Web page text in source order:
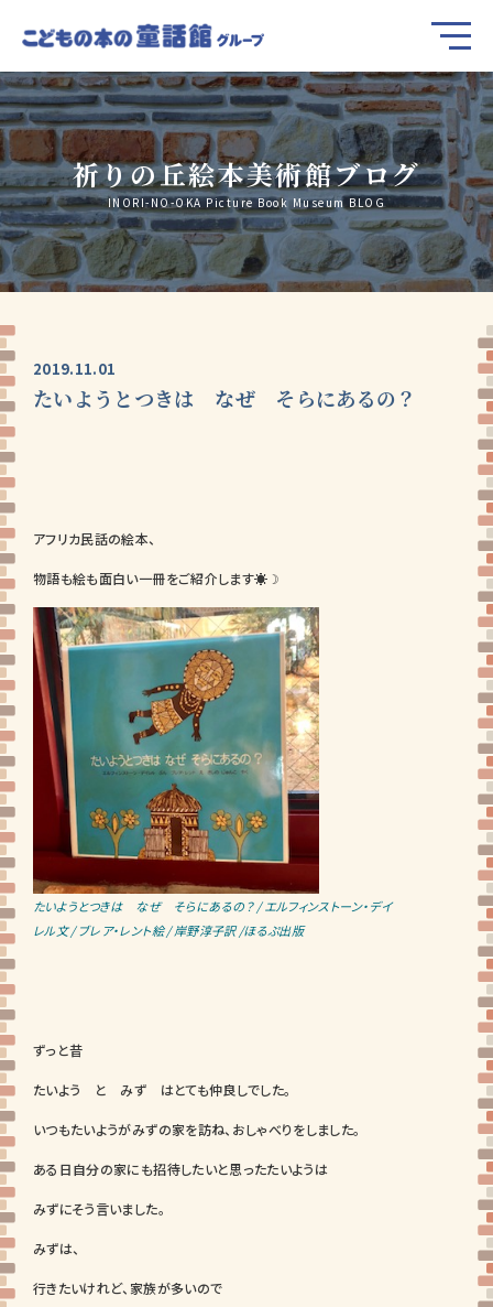
祈りの丘絵本美術館ブログ
INORI-NO-OKA Picture Book Museum BLOG
2019.11.01
たいようとつきは なぜ そらにあるの？
アフリカ民話の絵本、
物語も絵も面白い一冊をご紹介します☀☽
たいようとつきは なぜ そらにあるの？ / エルフィンストーン・デイ
レル文 / ブレア・レント絵 / 岸野淳子訳 /ほるぷ出版
ずっと昔
たいよう と みず はとても仲良しでした。
いつもたいようがみずの家を訪ね、おしゃべりをしました。
ある日自分の家にも招待したいと思ったたいようは
みずにそう言いました。
みずは、
行きたいけれど、家族が多いので